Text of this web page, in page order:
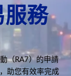
服務
（RA7）的申請
助您有效率完成